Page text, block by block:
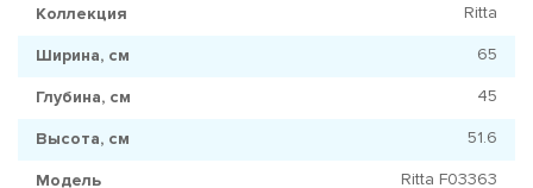
Коллекция Ritta
Ширина, см 65
Глубина, см 45
Высота, см 51.6
Модель Ritta F03363